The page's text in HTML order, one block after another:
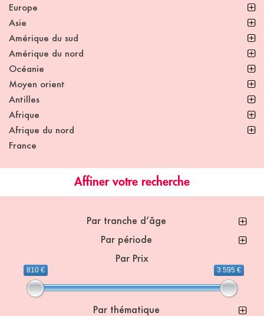
Europe
Asie
Amérique du sud
Amérique du nord
Océanie
Moyen orient
Antilles
Afrique
Afrique du nord
France
Affiner votre recherche
Par tranche d’âge
Par période
Par Prix
810 € 3 595 €
Par thématique